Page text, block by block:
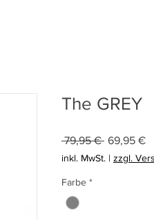
The GREY
79,95 € 69,95 €
inkl. MwSt. | zzgl.
Farbe *